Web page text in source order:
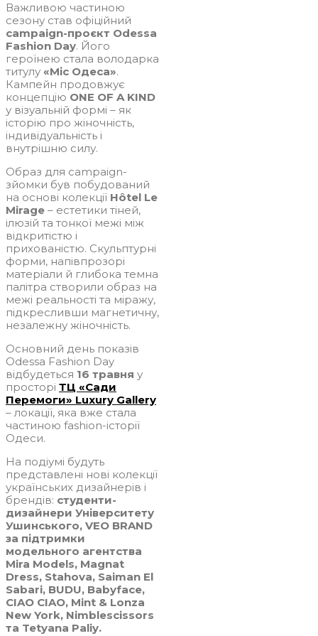
Важливою частиною
сезону став офіційний
campaign-проєкт Odessa
Fashion Day. Його
героїнею стала володарка
титулу «Міс Одеса».
Кампейн продовжує
концепцію ONE OF A KIND
у візуальній формі – як
історію про жіночність,
індивідуальність і
внутрішню силу.
Образ для campaign-
зйомки був побудований
на основі колекції Hôtel Le
Mirage – естетики тіней,
ілюзій та тонкої межі між
відкритістю і
прихованістю. Скульптурні
форми, напівпрозорі
матеріали й глибока темна
палітра створили образ на
межі реальності та міражу,
підкресливши магнетичну,
незалежну жіночність.
Основний день показів
Odessa Fashion Day
відбудеться 16 травня у
просторі ТЦ «Сади
Перемоги» Luxury Gallery
– локації, яка вже стала
частиною fashion-історії
Одеси.
На подіумі будуть
представлені нові колекції
українських дизайнерів і
брендів: студенти-
дизайнери Університету
Ушинського, VEO BRAND
за підтримки
модельного агентства
Mira Models, Magnat
Dress, Stahova, Saiman El
Sabari, BUDU, Babyface,
CIAO CIAO, Mint & Lonza
New York, Nimblescissors
та Tetyana Paliy.